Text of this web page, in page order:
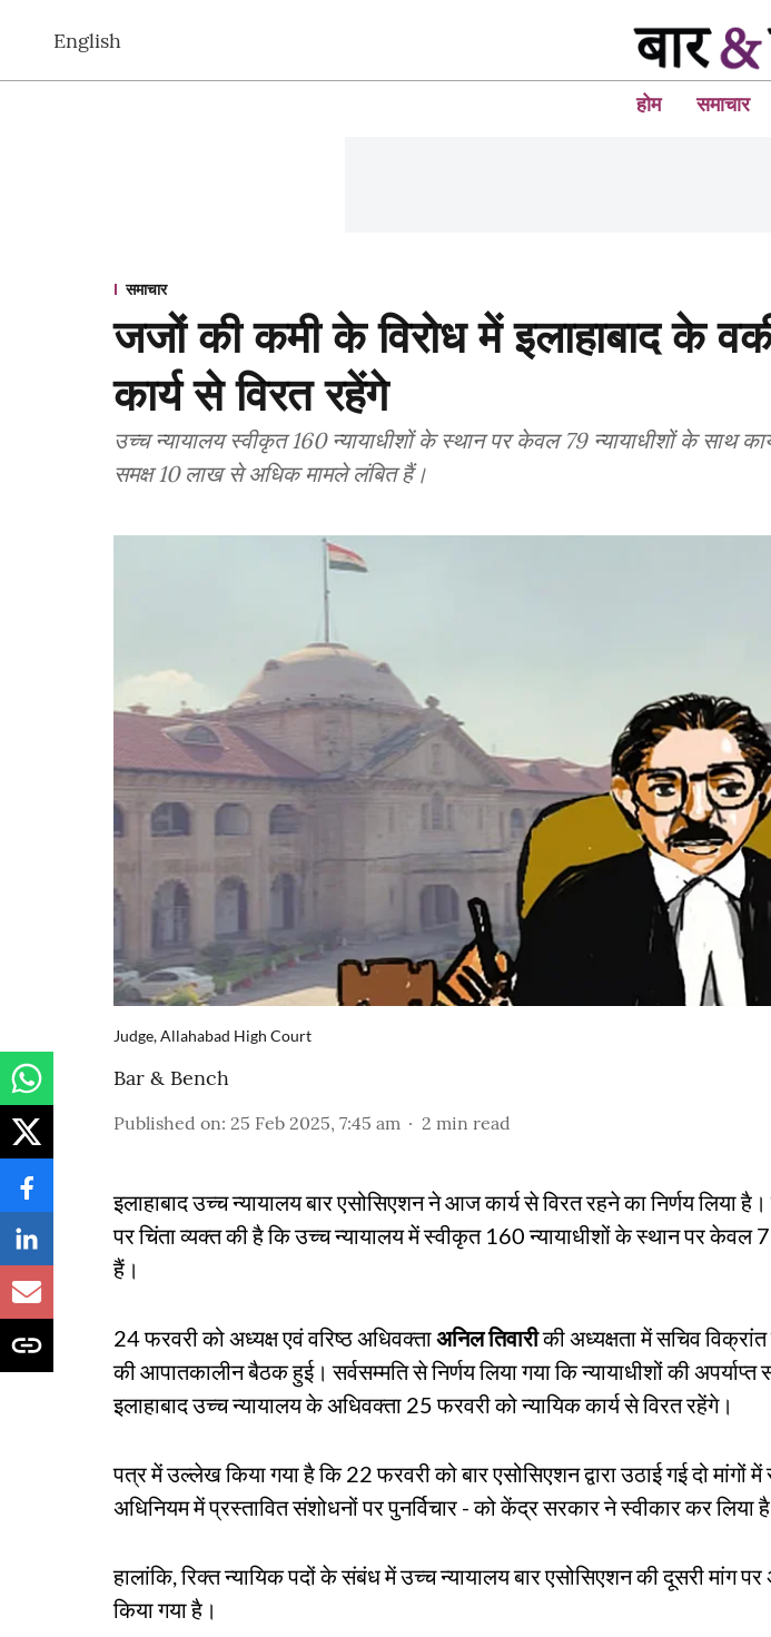
English
होम समाचार
समाचार
जजों की कमी के विरोध में इलाहाबाद के
कार्य से विरत रहेंगे
उच्च न्यायालय स्वीकृत 160 न्यायाधीशों के स्थान पर केवल 79 न्यायाधीशों के साथ
समक्ष 10 लाख से अधिक मामले लंबित हैं।
Judge, Allahabad High Court
Bar & Bench
Published on: 25 Feb 2025, 7:45 am 2 min read
इलाहाबाद उच्च न्यायालय बार एसोसिएशन ने आज कार्य से विरत रहने का निर्णय लिया
पर चिंता व्यक्त की है कि उच्च न्यायालय में स्वीकृत 160 न्यायाधीशों के स्थान पर केवल
हैं।
24 फरवरी को अध्यक्ष एवं वरिष्ठ अधिवक्ताअनिल तिवारीकी अध्यक्षता में सचिव
की आपातकालीन बैठक हुई। सर्वसम्मति से निर्णय लिया गया कि न्यायाधीशों की
इलाहाबाद उच्च न्यायालय के अधिवक्ता 25 फरवरी को न्यायिक कार्य से विरत रहेंगे।
पत्र में उल्लेख किया गया है कि 22 फरवरी को बार एसोसिएशन द्वारा उठाई गई दो मांगों
अधिनियम में प्रस्तावित संशोधनों पर पुनर्विचार - को केंद्र सरकार ने स्वीकार कर लिया है
हालांकि, रिक्त न्यायिक पदों के संबंध में उच्च न्यायालय बार एसोसिएशन की दूसरी मांग
किया गया है।